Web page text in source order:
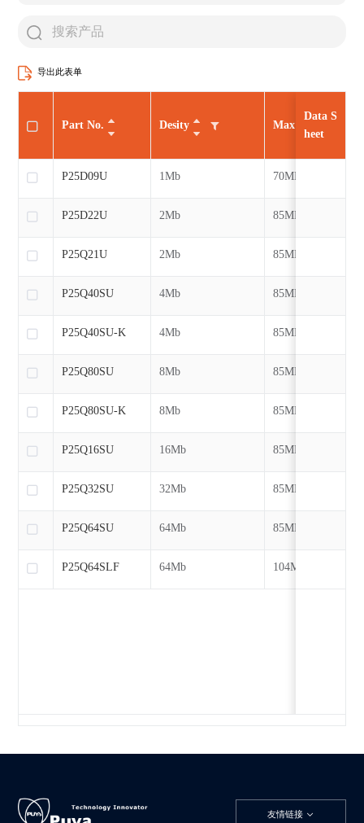
导出此表单
Desity Max CLK
1Mb 70MHz
2Mb 85MHz
2Mb 85MHz
4Mb 85MHz
4Mb 85MHz
8Mb 85MHz
8Mb 85MHz
16Mb 85MHz
32Mb 85MHz
64Mb 85MHz
64Mb 104MHz
Part No.
P25D09U
P25D22U
P25Q21U
P25Q40SU
P25Q40SU-K
P25Q80SU
P25Q80SU-K
P25Q16SU
P25Q32SU
P25Q64SU
P25Q64SLF
Data S
heet
友情链接